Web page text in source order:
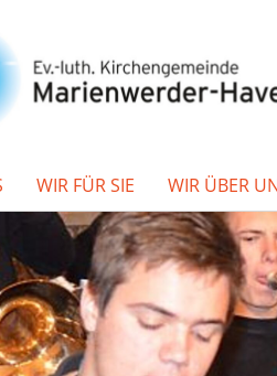
WIR FÜR SIE WIR ÜBER